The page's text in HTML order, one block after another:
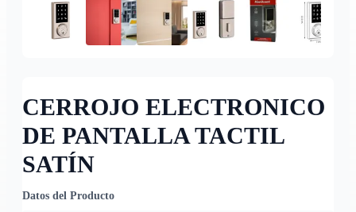
CERROJO ELECTRONICO
DE PANTALLA TACTIL
SATÍN
Datos del Producto